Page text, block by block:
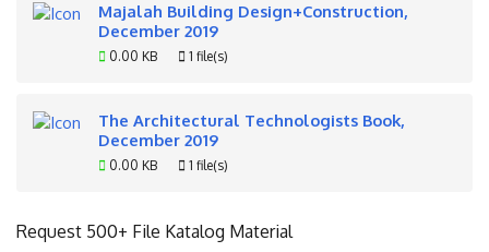
Majalah Building Design+Construction,
December 2019
0.00 KB 1 file(s)
The Architectural Technologists Book,
December 2019
0.00 KB 1 file(s)
Request 500+ File Katalog Material